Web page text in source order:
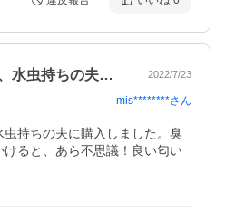
外仕事でよく汗をかく、水虫持ちの夫に購… 2022/7/23
mis********さん
持ちの夫に購入しました。臭
ると、あら不思議！良い匂い